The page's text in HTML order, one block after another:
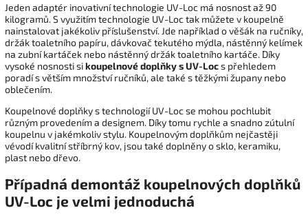
Jeden adaptér inovativní technologie UV-Loc má nosnost až 90
kilogramů. S využitím technologie UV-Loc tak můžete v koupelně
nainstalovat jakékoliv příslušenství. Jde například o věšák na ručníky,
držák toaletního papíru, dávkovač tekutého mýdla, nástěnný kelímek
na zubní kartáček nebo nástěnný držák toaletního kartáče. Díky
vysoké nosnosti sikoupelnové doplňky s UV-Locs přehledem
poradí s větším množství ručníků, ale také s těžkými župany nebo
oblečením.
Koupelnové doplňky s technologií UV-Loc se mohou pochlubit
různým provedením a designem. Díky tomu rychle a snadno zútulní
koupelnu v jakémkoliv stylu. Koupelnovým doplňkům nejčastěji
vévodí kvalitní stříbrný kov, jsou také doplněny o sklo, keramiku,
plast nebo dřevo.
Případná demontáž koupelnových doplňků
UV-Loc je velmi jednoduchá